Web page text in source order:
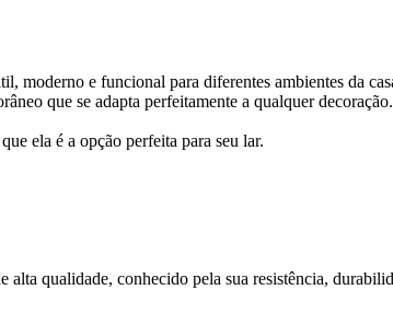
moderno e funcional para diferentes ambientes da
que se adapta perfeitamente a qualquer decoração.
ela é a opção perfeita para seu lar.
qualidade, conhecido pela sua resistência,